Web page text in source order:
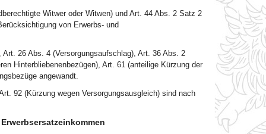
Witwer oder Witwen) und Art. 44 Abs. 2 Satz 2
von Erwerbs- und
26 Abs. 4 (Versorgungsaufschlag), Art. 36 Abs. 2
Hinterbliebenenbezügen), Art. 61 (anteilige Kürzung der
angewandt.
92 (Kürzung wegen Versorgungsausgleich) sind nach